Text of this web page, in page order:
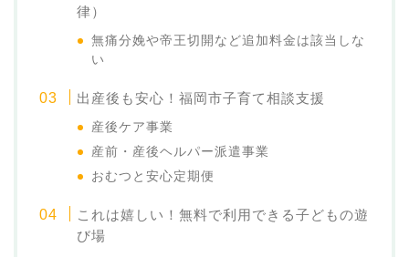
律）
無痛分娩や帝王切開など追加料金は該当しな
い
出産後も安心！福岡市子育て相談支援
産後ケア事業
産前・産後ヘルパー派遣事業
おむつと安心定期便
これは嬉しい！無料で利用できる子どもの遊
び場